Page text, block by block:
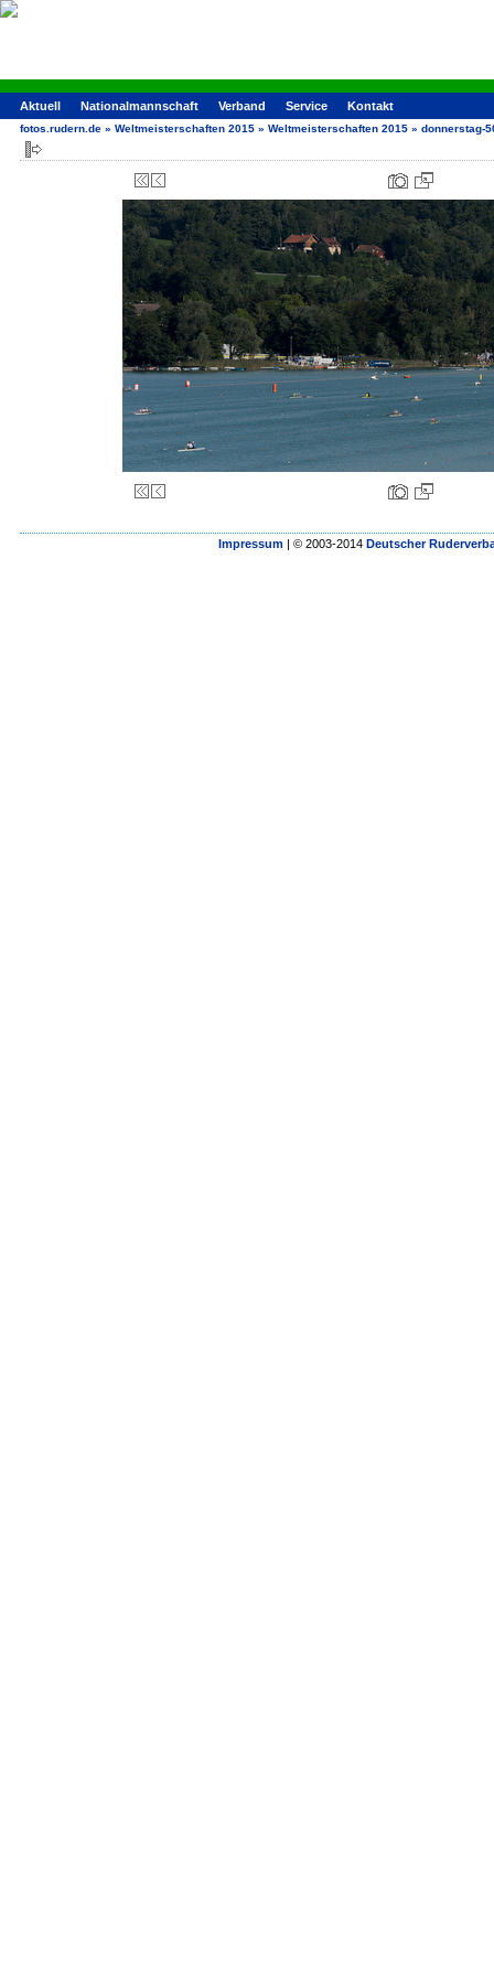
Aktuell Nationalmannschaft Verband Service Kontakt
fotos.rudern.de » Weltmeisterschaften 2015 » Weltmeisterschaften 2015 » donnerstag-
Impressum | © 2003-2014 Deutscher